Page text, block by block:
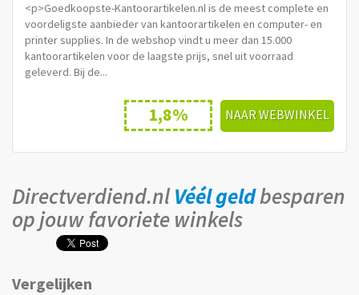
<p>Goedkoopste-Kantoorartikelen.nl is de meest complete en
voordeligste aanbieder van kantoorartikelen en computer- en
printer supplies. In de webshop vindt u meer dan 15.000
kantoorartikelen voor de laagste prijs, snel uit voorraad
geleverd. Bij de...
NAAR WEBWINKEL
1,8%
Directverdiend.nlVéél geldbesparen
op jouw favoriete winkels
Vergelijken